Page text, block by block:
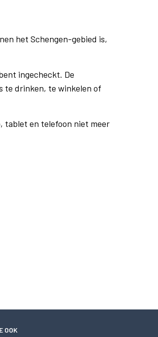
het Schengen-gebied is,
ingecheckt. De
te drinken, te winkelen of
tablet en telefoon niet meer
OOK